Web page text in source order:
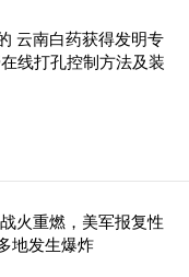
云南白药获得发明专
线打孔控制方法及装
火重燃，美军报复性
地发生爆炸